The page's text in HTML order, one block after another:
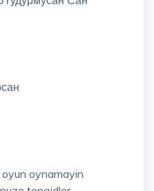
oynamayin